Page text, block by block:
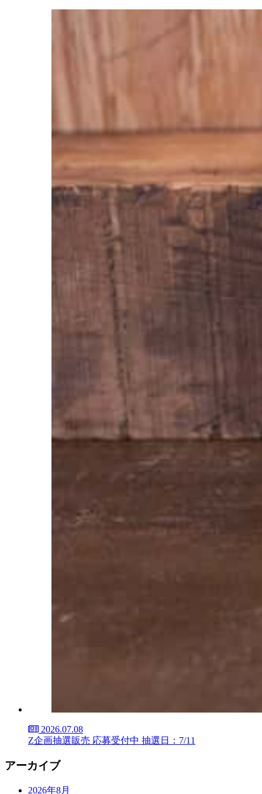
2026.07.08
Z企画抽選販売 応募受付中 抽選日：7/11
アーカイブ
2026年8月